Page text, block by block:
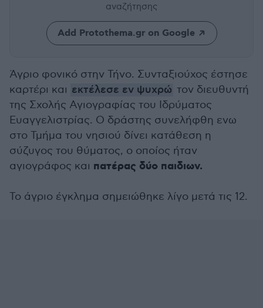
αναζήτησης
Add Protothema.gr on Google
Άγριο φονικό στην Τήνο. Συνταξιούχος έστησε
καρτέρι και εκτέλεσε εν ψυχρώ τον διευθυντή
της Σχολής Αγιογραφίας του Ιδρύματος
Ευαγγελιστρίας. Ο δράστης συνελήφθη ενω
στο Τμήμα του νησιού δίνει κατάθεση η
σύζυγος του θύματος, ο οποίος ήταν
αγιογράφος και πατέρας δύο παιδιων.
Το άγριο έγκλημα σημειώθηκε λίγο μετά τις 12.